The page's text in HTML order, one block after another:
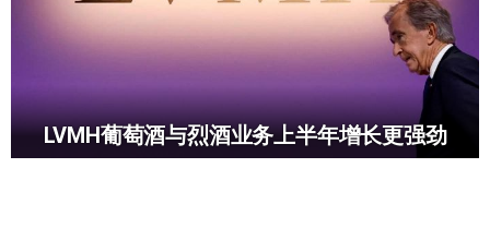
LVMH葡萄酒与烈酒业务上半年增长更强劲